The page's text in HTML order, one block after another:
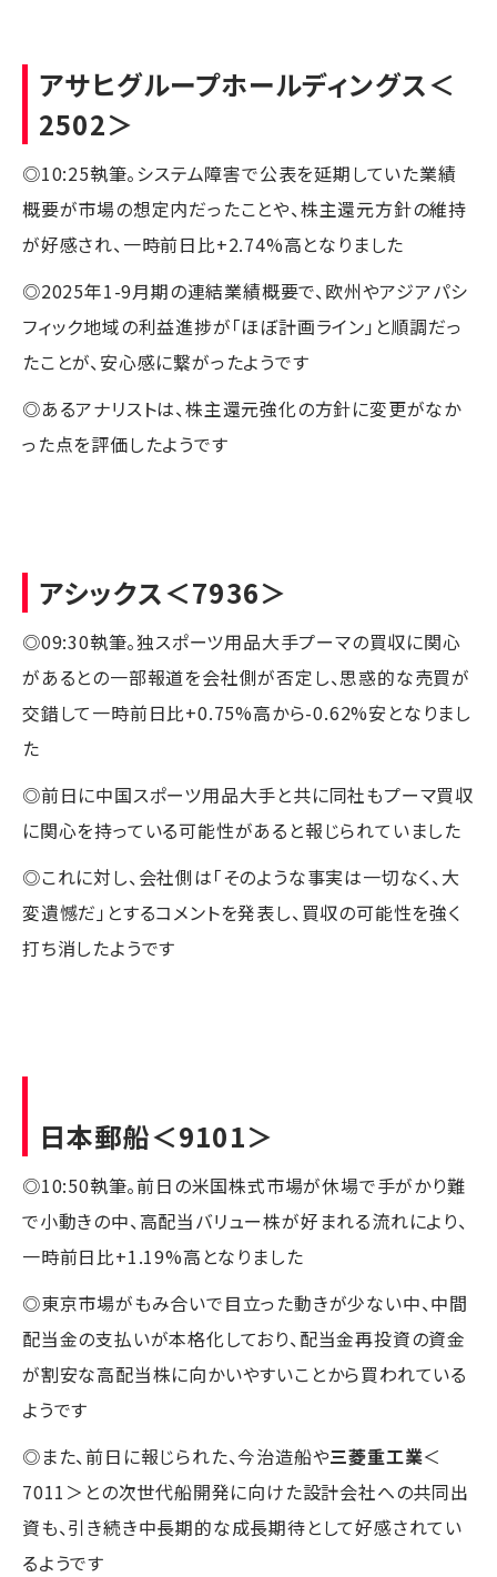
アサヒグループホールディングス＜
2502＞
◎10:25執筆。システム障害で公表を延期していた業績
概要が市場の想定内だったことや、株主還元方針の維持
が好感され、一時前日比+2.74%高となりました
◎2025年1-9月期の連結業績概要で、欧州やアジアパシ
フィック地域の利益進捗が「ほぼ計画ライン」と順調だっ
たことが、安心感に繋がったようです
◎あるアナリストは、株主還元強化の方針に変更がなか
った点を評価したようです
アシックス＜7936＞
◎09:30執筆。独スポーツ用品大手プーマの買収に関心
があるとの一部報道を会社側が否定し、思惑的な売買が
交錯して一時前日比+0.75%高から-0.62%安となりまし
た
◎前日に中国スポーツ用品大手と共に同社もプーマ買収
に関心を持っている可能性があると報じられていました
◎これに対し、会社側は「そのような事実は一切なく、大
変遺憾だ」とするコメントを発表し、買収の可能性を強く
打ち消したようです
日本郵船＜9101＞
◎10:50執筆。前日の米国株式市場が休場で手がかり難
で小動きの中、高配当バリュー株が好まれる流れにより、
一時前日比+1.19%高となりました
◎東京市場がもみ合いで目立った動きが少ない中、中間
配当金の支払いが本格化しており、配当金再投資の資金
が割安な高配当株に向かいやすいことから買われている
ようです
◎また、前日に報じられた、今治造船や三菱重工業＜
7011＞との次世代船開発に向けた設計会社への共同出
資も、引き続き中長期的な成長期待として好感されてい
るようです